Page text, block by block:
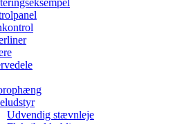
Udvendig stævnleje